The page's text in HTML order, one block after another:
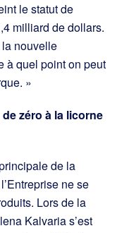
le statut de
milliard de dollars.
la nouvelle
à quel point on peut
»
zéro à la licorne
de la
ne se
Lors de la
Kalvaria s’est